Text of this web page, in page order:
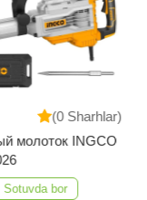
(0 Sharhlar)
молоток INGCO
Sotuvda bor